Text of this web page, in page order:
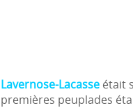
Lavernose-Lacasse était
premières peuplades